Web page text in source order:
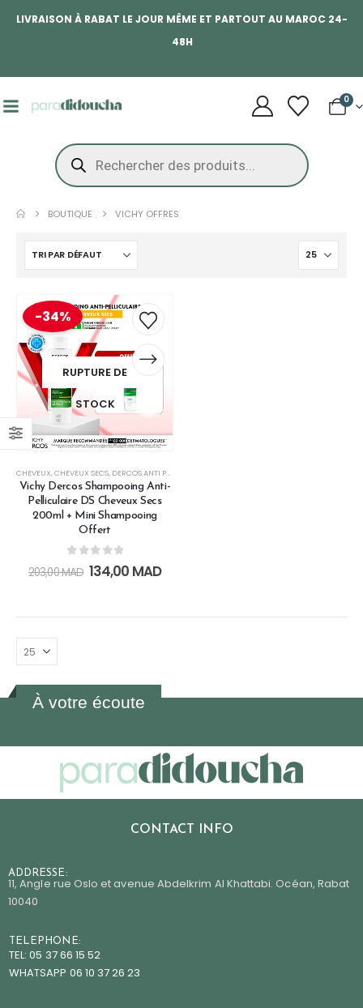
LIVRAISON À RABAT LE JOUR MÊME ET PARTOUT AU MAROC 24-
48H
0
BOUTIQUE VICHY OFFRES
-34%
RUPTURE DE
STOCK
CHEVEUX,CHEVEUX SECS, DERCOS ANTI PELLICULAIRE
Vichy Dercos Shampooing Anti-
Pelliculaire DS Cheveux Secs
200ml + Mini Shampooing
Offert
out of 5
203,00MAD 134,00 MAD
À votre écoute
CONTACT INFO
ADDRESSE:
11, Angle rue Oslo et avenue Abdelkrim Al Khattabi. Océan, Rabat
10040
TELEPHONE:
TEL: 05 37 66 15 52
WHATSAPP 06 10 37 26 23